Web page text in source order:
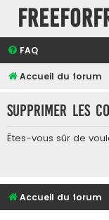
FAQ
Accueil du forum
Supprimer les
Êtes-vous sûr de
Accueil du forum